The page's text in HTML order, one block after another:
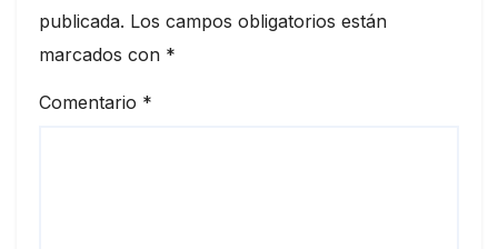
publicada. Los campos obligatorios están
marcados con *
Comentario *